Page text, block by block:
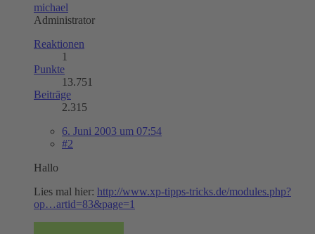
michael
Administrator
Reaktionen
1
Punkte
13.751
Beiträge
2.315
6. Juni 2003 um 07:54
#2
Hallo
Lies mal hier: http://www.xp-tipps-tricks.de/modules.php?
op…artid=83&page=1